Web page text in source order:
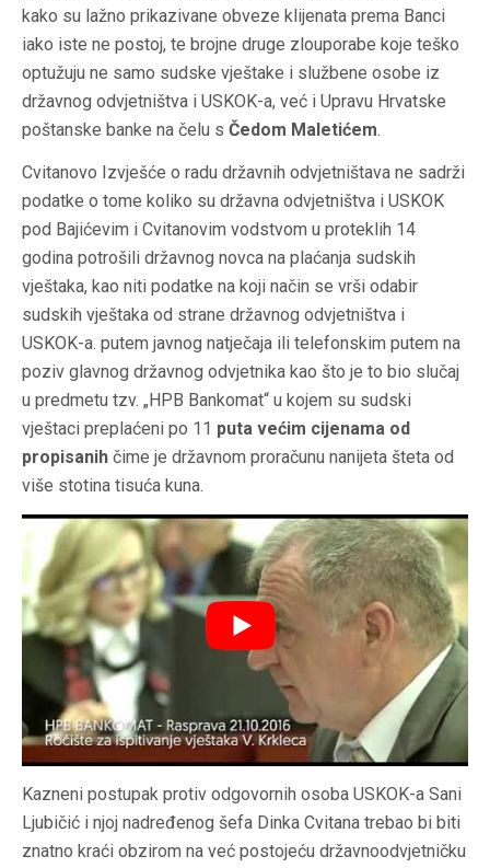
kako su lažno prikazivane obveze klijenata prema Banci
iako iste ne postoj, te brojne druge zlouporabe koje teško
optužuju ne samo sudske vještake i službene osobe iz
državnog odvjetništva i USKOK-a, već i Upravu Hrvatske
poštanske banke na čelu s Čedom Maletićem.
Cvitanovo Izvješće o radu državnih odvjetništava ne sadrži
podatke o tome koliko su državna odvjetništva i USKOK
pod Bajićevim i Cvitanovim vodstvom u proteklih 14
godina potrošili državnog novca na plaćanja sudskih
vještaka, kao niti podatke na koji način se vrši odabir
sudskih vještaka od strane državnog odvjetništva i
USKOK-a. putem javnog natječaja ili telefonskim putem na
poziv glavnog državnog odvjetnika kao što je to bio slučaj
u predmetu tzv. „HPB Bankomat“ u kojem su sudski
vještaci preplaćeni po 11 puta većim cijenama od
propisanih čime je državnom proračunu nanijeta šteta od
više stotina tisuća kuna.
Kazneni postupak protiv odgovornih osoba USKOK-a Sani
Ljubičić i njoj nadređenog šefa Dinka Cvitana trebao bi biti
znatno kraći obzirom na već postojeću državnoodvjetničku